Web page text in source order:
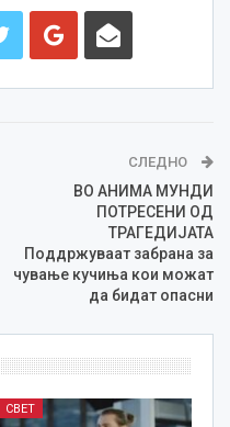
СЛЕДНО
ВО АНИМА МУНДИ
ПОТРЕСЕНИ ОД
ТРАГЕДИЈАТА
Поддржуваат забрана за
чување кучиња кои можат
да бидат опасни
СВЕТ